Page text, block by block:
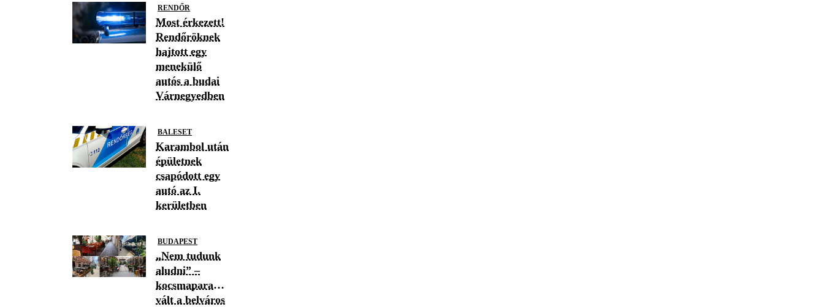
RENDŐR
Most érkezett!
Rendőröknek
hajtott egy
menekülő
autós a budai
Várnegyedben
BALESET
Karambol után
épületnek
csapódott egy
autó az I.
kerületben
BUDAPEST
„Nem tudunk
aludni” –
kocsmaparadicsommá
vált a belváros